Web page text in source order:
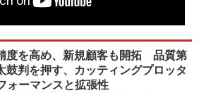
度を高め、新規顧客も開拓 品質第
鼓判を押す、カッティングプロッタ
ォーマンスと拡張性